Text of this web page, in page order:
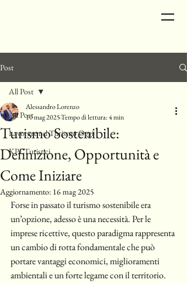
Post
All Post
Lavorare nel Turismo Oggi
KPI Turistici
All Post
Turismo Sostenibile:
Definizione, Opportunità e
Come Iniziare
Alessandro Lorenzo
10 mag 2025Tempo di lettura: 4 min
Aggiornamento: 16 mag 2025
Forse in passato il turismo sostenibile era
un’opzione, adesso è una necessità. Per le
imprese ricettive, questo paradigma rappresenta
un cambio di rotta fondamentale che può
portare vantaggi economici, miglioramenti
ambientali e un forte legame con il territorio.